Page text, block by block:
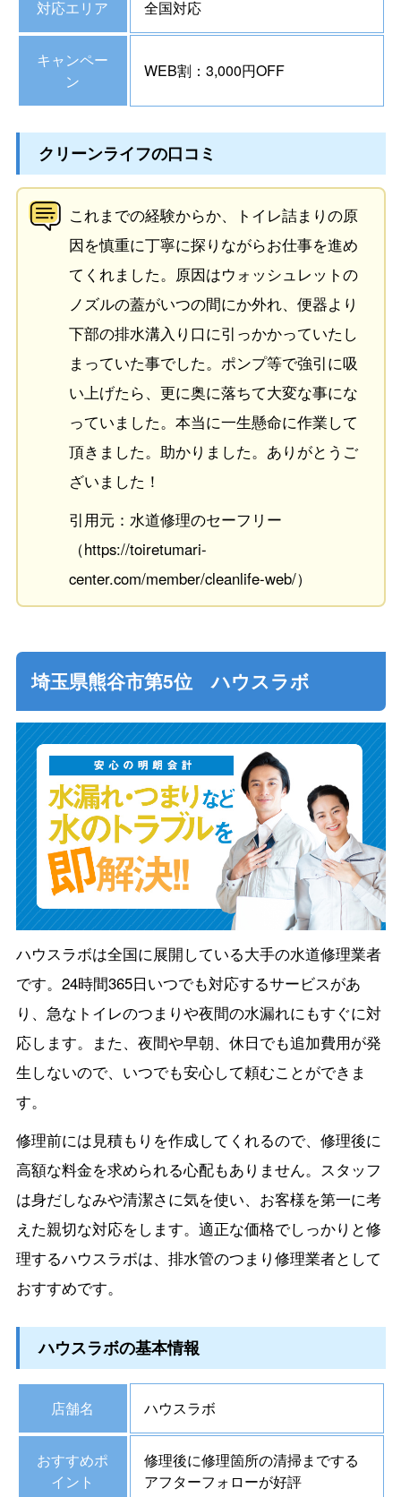
対応エリア 全国対応
キャンペー
ン
WEB割：3,000円OFF
クリーンライフの口コミ
これまでの経験からか、トイレ詰まりの原
因を慎重に丁寧に探りながらお仕事を進め
てくれました。原因はウォッシュレットの
ノズルの蓋がいつの間にか外れ、便器より
下部の排水溝入り口に引っかかっていたし
まっていた事でした。ポンプ等で強引に吸
い上げたら、更に奥に落ちて大変な事にな
っていました。本当に一生懸命に作業して
頂きました。助かりました。ありがとうご
ざいました！
引用元：水道修理のセーフリー
（https://toiretumari-
center.com/member/cleanlife-web/）
埼玉県熊谷市第5位 ハウスラボ
ハウスラボは全国に展開している大手の水道修理業者
です。24時間365日いつでも対応するサービスがあ
り、急なトイレのつまりや夜間の水漏れにもすぐに対
応します。また、夜間や早朝、休日でも追加費用が発
生しないので、いつでも安心して頼むことができま
す。
修理前には見積もりを作成してくれるので、修理後に
高額な料金を求められる心配もありません。スタッフ
は身だしなみや清潔さに気を使い、お客様を第一に考
えた親切な対応をします。適正な価格でしっかりと修
理するハウスラボは、排水管のつまり修理業者として
おすすめです。
ハウスラボの基本情報
店舗名 ハウスラボ
おすすめポ
イント
修理後に修理箇所の清掃までする
アフターフォローが好評